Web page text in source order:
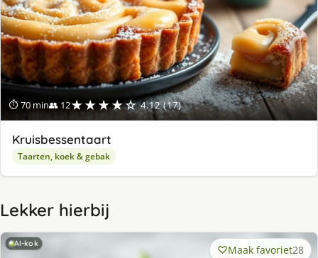
⏱ 70 min👥 12★★★★☆ 4.12 (17)
Kruisbessentaart
Taarten, koek & gebak
Lekker hierbij
AI-kok Maak favoriet28